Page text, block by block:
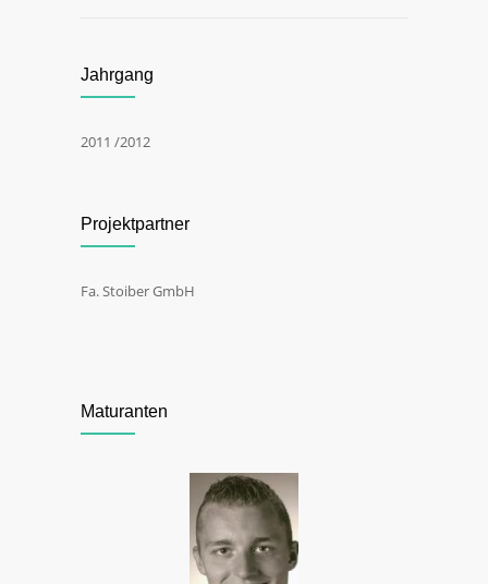
Jahrgang
2011 /2012
Projektpartner
Fa. Stoiber GmbH
Maturanten